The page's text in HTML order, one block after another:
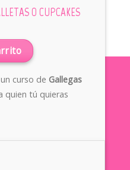
O CUPCAKES
curso de Gallegas
quien tú quieras